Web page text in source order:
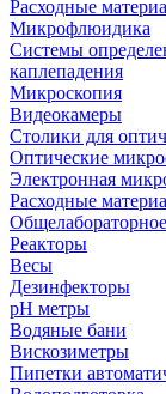
Расходные
Микрофлюидика
Системы
каплепадения
Микроскопия
Видеокамеры
Столики для
Оптические
Электронная
Расходные
Реакторы
Весы
Дезинфекторы
рН метры
Водяные бани
Вискозиметры
Пипетки